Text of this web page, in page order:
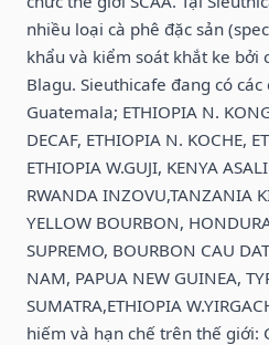
nhiều loại cà phê đặc sản
khẩu và kiểm soát khắt ke bởi
Blagu. Sieuthicafe đang có
Guatemala; ETHIOPIA N.
DECAF, ETHIOPIA N. KOCHE,
ETHIOPIA W.GUJI, KENYA
RWANDA INZOVU,TANZANIA
YELLOW BOURBON,
SUPREMO, BOURBON CAU
NAM, PAPUA NEW GUINEA,
SUMATRA,ETHIOPIA
hiếm và hạn chế trên thế giới: